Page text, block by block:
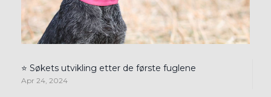
⭐ Søkets utvikling etter de første fuglene
Apr 24, 2024